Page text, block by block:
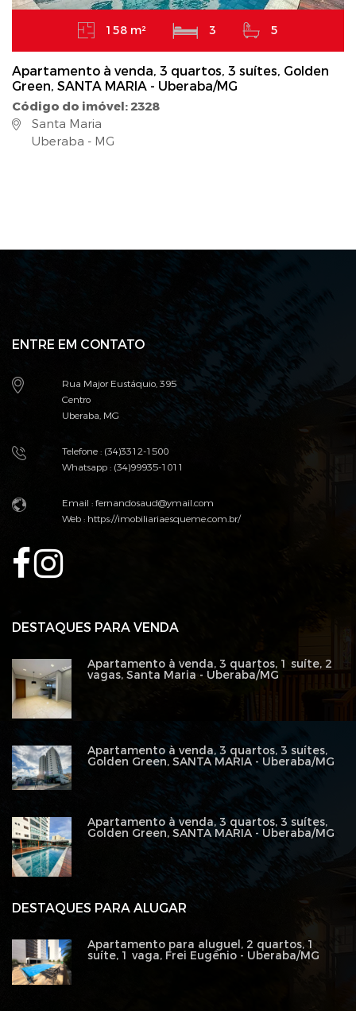
158 m² 3 5
Apartamento à venda, 3 quartos, 3 suítes, Golden
Green, SANTA MARIA - Uberaba/MG
Código do imóvel: 2328
Santa Maria
Uberaba - MG
ENTRE EM CONTATO
Rua Major Eustáquio, 395
Centro
Uberaba, MG
Telefone : (34)3312-1500
Whatsapp : (34)99935-1011
Email : fernandosaud@ymail.com
Web :https://imobiliariaesqueme.com.br/
DESTAQUES PARA ALUGAR
Apartamento para aluguel, 2 quartos, 1
suíte, 1 vaga, Frei Eugênio - Uberaba/MG
DESTAQUES PARA VENDA
Apartamento à venda, 3 quartos, 1 suíte, 2
vagas, Santa Maria - Uberaba/MG
Apartamento à venda, 3 quartos, 3 suítes,
Golden Green, SANTA MARIA - Uberaba/MG
Apartamento à venda, 3 quartos, 3 suítes,
Golden Green, SANTA MARIA - Uberaba/MG